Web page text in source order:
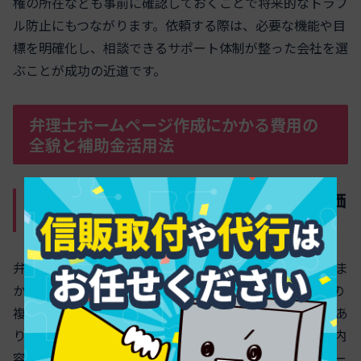
ル防止にもつながります。依頼する際は、必要な機能や目
標を明確化し、相談できるサポート体制が整った会社を選
ぶことが成功の近道です。
弁理士ホームページ作成にかかる費用の
全貌と補助金活用法
弁理士ホームページ作成の平均費用と価
格帯別サービス内容
弁理士のためのホームページ作成にかかる費用は、おおま
かに【30万円〜100万円】が相場です。規模やデザインの
複雑さ、CMS導入、SEO対策の有無により価格に開きがあ
ります。特に専門性の求められる事務所サイトは、業務内